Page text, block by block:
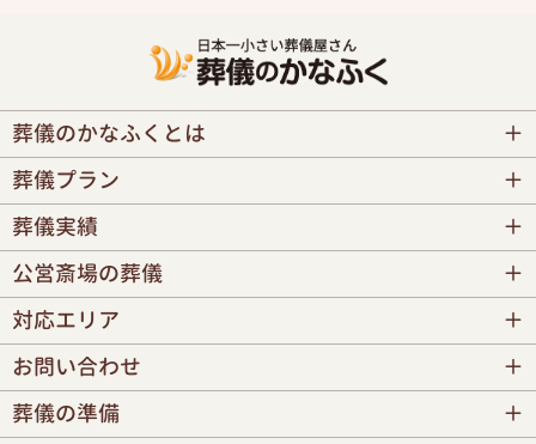
葬儀のかなふくとは
葬儀プラン
葬儀実績
公営斎場の葬儀
対応エリア
お問い合わせ
葬儀の準備